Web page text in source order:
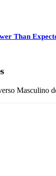
Than
Masculino